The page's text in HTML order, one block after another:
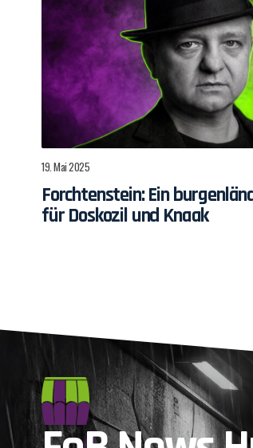
19. Mai 2025
Forchtenstein: Ein
für Doskozil und Knaak